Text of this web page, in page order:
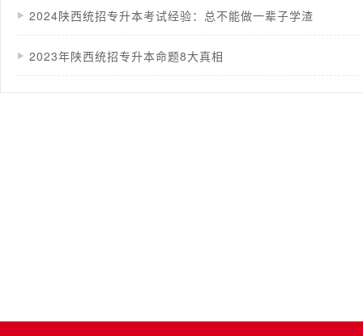
2024陕西统招专升本考试经验：总不能做一辈子学渣
2023年陕西统招专升本命题8大真相